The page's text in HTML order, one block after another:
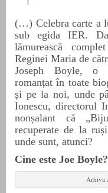
(…) Celebra carte a
sub egida IER.
lămurească
Reginei Maria de
Joseph Boyle, o
romanțat în toate
și pe la noi, unde
Ionescu, directorul
nonșalant că
recuperate de la
unde sunt, atunci?
Cine este Joe Boyle?
Arhiva